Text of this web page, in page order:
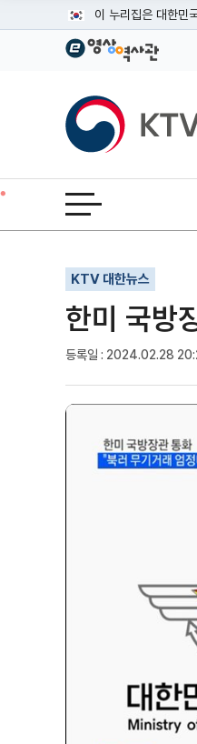
이 누리집은 대한민
공식 누리집 주소
이밖에 or.kr 또는 .kr
운영중인 공식 누리
KTV국민방송
전체메뉴 열기
KTV 대한뉴스
한미 국방
등록일 : 2024.02.28
기사인쇄
글자확대
글자축소